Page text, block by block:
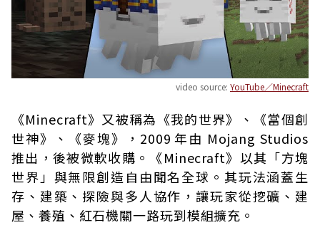
video source: YouTube／Minecraft
《Minecraft》又被稱為《我的世界》、《當個創
世神》、《麥塊》，2009 年由 Mojang Studios
推出，後被微軟收購。《Minecraft》以其「方塊
世界」與無限創造自由聞名全球。其玩法涵蓋生
存、建築、探險與多人協作，讓玩家從挖礦、建
屋、養殖、紅石機關一路玩到模組擴充。